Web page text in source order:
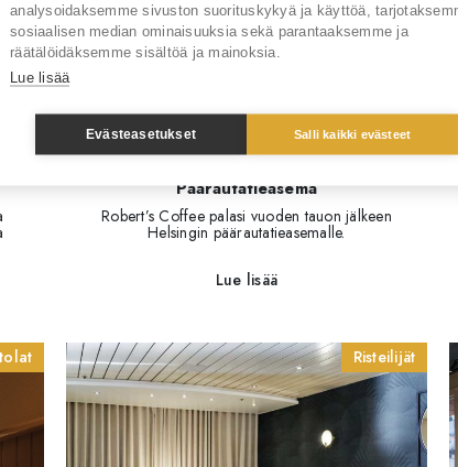
Päärautatieasema
Robert’s Coffee palasi vuoden tauon jälkeen
Helsingin päärautatieasemalle.
Lue lisää
Risteilijät
analysoidaksemme sivuston suorituskykyä ja käyttöä,
sosiaalisen median ominaisuuksia sekä parantaaksemme ja
räätälöidäksemme sisältöä ja mainoksia.
Lue lisää
Evästeasetukset Salli kaikki evästeet